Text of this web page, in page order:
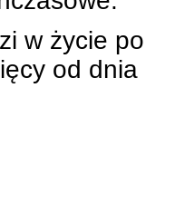
w życie po
od dnia